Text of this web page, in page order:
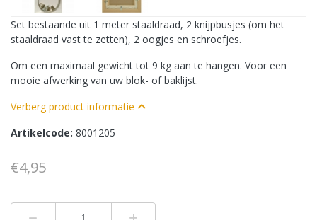
Set bestaande uit 1 meter staaldraad, 2 knijpbusjes (om het
staaldraad vast te zetten), 2 oogjes en schroefjes.
Om een maximaal gewicht tot 9 kg aan te hangen. Voor een
mooie afwerking van uw blok- of baklijst.
Verberg product informatie
Artikelcode: 8001205
€4,95